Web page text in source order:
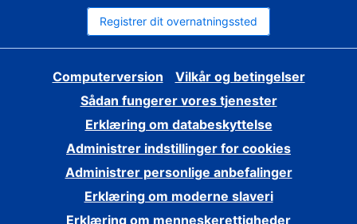
Registrer dit overnatningssted
Computerversion
Vilkår og betingelser
Sådan fungerer vores tjenester
Erklæring om databeskyttelse
Administrer indstillinger for cookies
Administrer personlige anbefalinger
Erklæring om moderne slaveri
Erklæring om menneskerettigheder